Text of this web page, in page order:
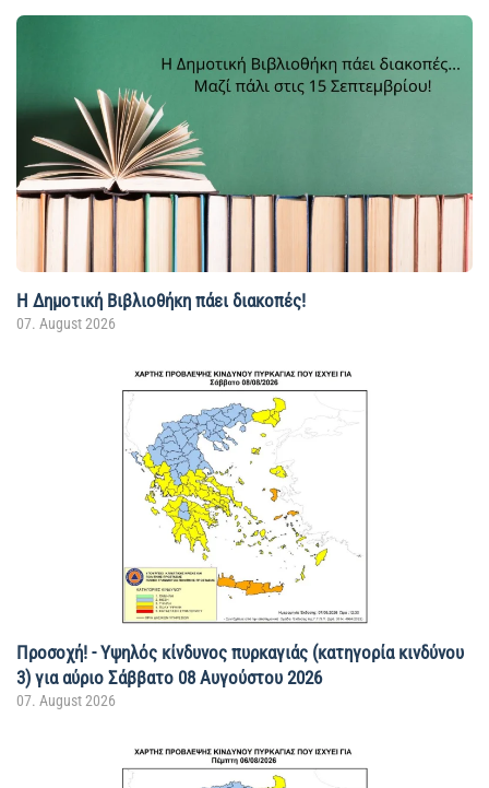
Η Δημοτική Βιβλιοθήκη πάει διακοπές!
07. August 2026
Προσοχή! - Υψηλός κίνδυνος πυρκαγιάς (κατηγορία κινδύνου
3) για αύριο Σάββατο 08 Αυγούστου 2026
07. August 2026